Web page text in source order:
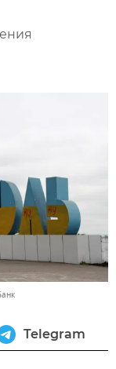
Telegram